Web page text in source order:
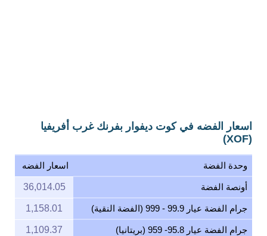
اسعار الفضه في كوت ديفوار بفرنك غرب أفريفيا
(XOF)
وحدة الفضة اسعار الفضه
أونصة الفضة 36,014.05
جرام الفضة عيار 99.9 - 999 (الفضة النقية) 1,158.01
جرام الفضة عيار 95.8- 959 (بريتانيا) 1,109.37